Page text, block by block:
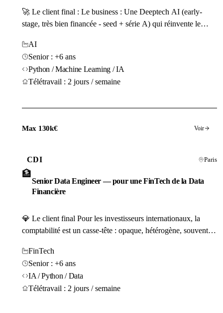
🚀 Le client final : Le business : Une Deeptech AI (early-
stage, très bien financée - seed + série A) qui réinvente le
structurées complexes des entreprises. Les produits
commercialisés : Un agent capable de transformer la
prédiction quantitative industrielle (risque, prévision de...
AI
Senior : +6 ans
Python / Machine Learning / IA
Télétravail : 2 jours / semaine
Max 130k€ Voir
CDI Paris
🏦
Senior Data Engineer — pour une FinTech de la Data
Financière
💎 Le client final Pour les investisseurs internationaux, la
comptabilité est un casse-tête : opaque, hétérogène, souvent
manquait — un moteur capable de nettoyer les rapports
financiers d'entreprises mondiales pour en extraire la réalité
économique brute. En 3 ans, cette...
FinTech
Senior : +6 ans
IA / Python / Data
Télétravail : 2 jours / semaine